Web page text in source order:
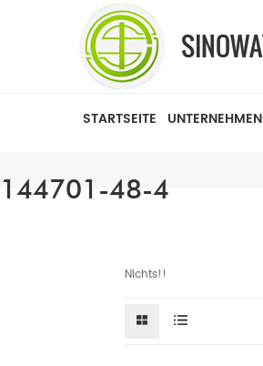
STARTSEITE UNTERNEHMEN
144701-48-4
Nichts!!